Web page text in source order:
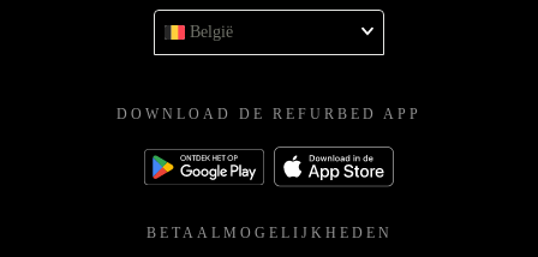
België
DOWNLOAD DE REFURBED APP
BETAALMOGELIJKHEDEN